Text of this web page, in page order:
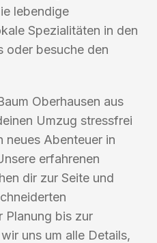
lebendige
Spezialitäten in den
oder besuche den
Oberhausen aus
Umzug stressfrei
neues Abenteuer in
erfahrenen
dir zur Seite und
Planung bis zur
uns um alle Details,